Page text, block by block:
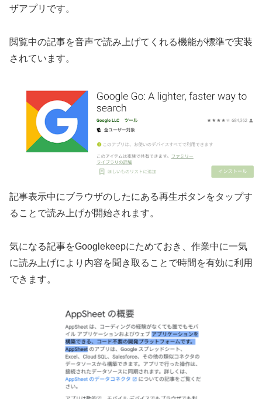
ザアプリです。
閲覧中の記事を音声で読み上げてくれる機能が標準で実装
されています。
記事表示中にブラウザのしたにある再生ボタンをタップす
ることで読み上げが開始されます。
気になる記事をGooglekeepにためておき、作業中に一気
に読み上げにより内容を聞き取ることで時間を有効に利用
できます。